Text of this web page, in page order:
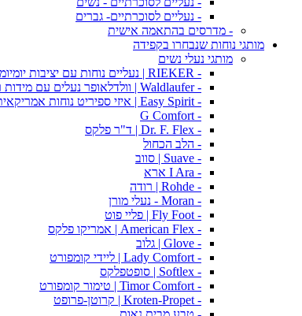
- נעליים לסוכרתיים- גברים
- מדרסים בהתאמה אישית
מותגי נוחות שנבחרו בקפידה
מותגי נעלי נשים
- RIEKER | נעליים נוחות עם יציבות יומיומית
- Waldlaufer | וולדלאופר נעלים עם מידות רוחב
- Easy Spirit | איזי ספיריט נוחות אמריקאית יומיומית
- G Comfort
- Dr. F. Flex | ד"ר פלקס
- הלב הכחול
- Suave | סווב
- I Ara ארא
- Rohde | רודה
- Moran - נעלי מורן
- Fly Foot | פליי פוט
- American Flex | אמריקו פלקס
- Glove | גלוב
- Lady Comfort | ליידי קומפורט
- Softlex | סופטפלקס
- Timor Comfort | טימור קומפורט
- Kroten-Propet | קרוטן-פרופט